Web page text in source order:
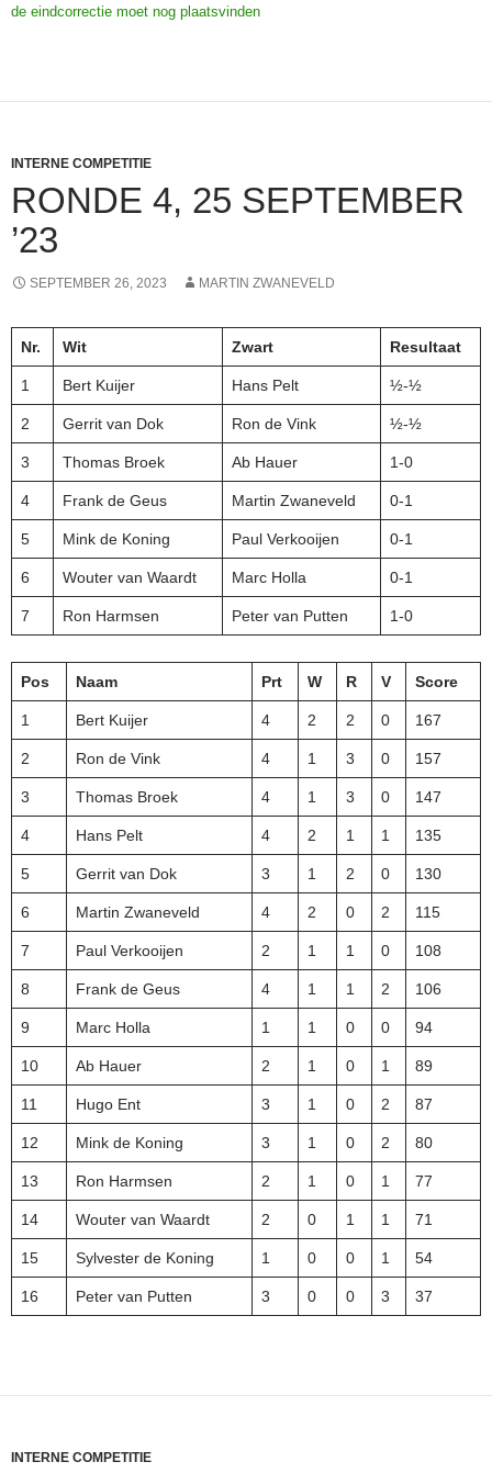
de eindcorrectie moet nog plaatsvinden
INTERNE COMPETITIE
RONDE 4, 25 SEPTEMBER
’23
SEPTEMBER 26, 2023 MARTIN ZWANEVELD
Nr. Wit Zwart Resultaat
1 Bert Kuijer Hans Pelt ½-½
2 Gerrit van Dok Ron de Vink ½-½
3 Thomas Broek Ab Hauer 1-0
4 Frank de Geus Martin Zwaneveld 0-1
5 Mink de Koning Paul Verkooijen 0-1
6 Wouter van Waardt Marc Holla 0-1
7 Ron Harmsen Peter van Putten 1-0
Pos Naam Prt W R V Score
1 Bert Kuijer 4 2 2 0 167
2 Ron de Vink 4 1 3 0 157
3 Thomas Broek 4 1 3 0 147
4 Hans Pelt 4 2 1 1 135
5 Gerrit van Dok 3 1 2 0 130
6 Martin Zwaneveld 4 2 0 2 115
7 Paul Verkooijen 2 1 1 0 108
8 Frank de Geus 4 1 1 2 106
9 Marc Holla 1 1 0 0 94
10 Ab Hauer 2 1 0 1 89
11 Hugo Ent 3 1 0 2 87
12 Mink de Koning 3 1 0 2 80
13 Ron Harmsen 2 1 0 1 77
14 Wouter van Waardt 2 0 1 1 71
15 Sylvester de Koning 1 0 0 1 54
16 Peter van Putten 3 0 0 3 37
INTERNE COMPETITIE